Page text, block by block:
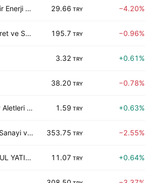
ARF Bio Yenilenebilir Enerji Uretim AS 29.66 TRY −4.20%
Armada Gida Ticaret ve Sanayi Anonim Sirketi 195.7 TRY −0.96%
3.32 TRY +0.61%
38.20 TRY −0.78%
Arzum Elektrikli Ev Aletleri Sanayi ve Ticaret AS 1.59 TRY +0.63%
Aselsan Elektronik Sanayi ve Ticaret A.S. Class B 353.75 TRY −2.55%
ASCE GAYRIMENKUL YATIRIM ORTAKLIGI A.S. 11.07 TRY +0.64%